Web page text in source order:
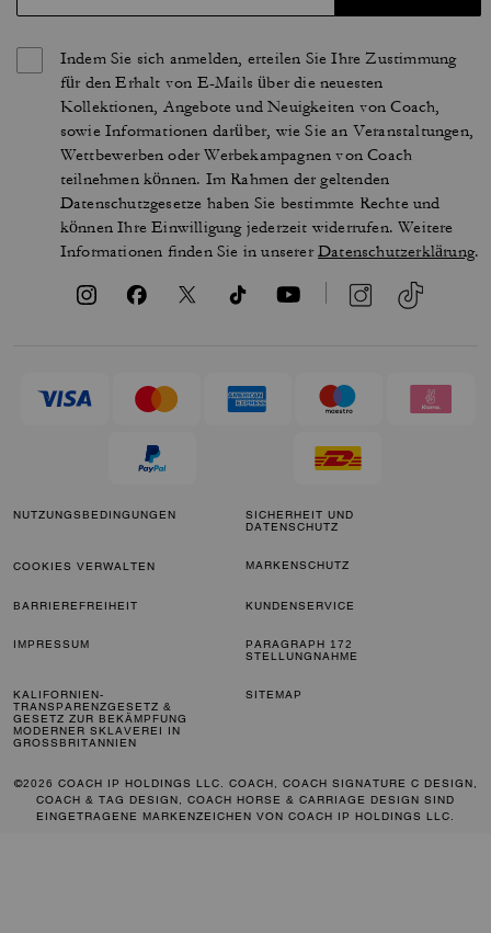
Indem Sie sich anmelden, erteilen Sie Ihre Zustimmung
für den Erhalt von E-Mails über die neuesten
Kollektionen, Angebote und Neuigkeiten von Coach,
sowie Informationen darüber, wie Sie an Veranstaltungen,
Wettbewerben oder Werbekampagnen von Coach
teilnehmen können. Im Rahmen der geltenden
Datenschutzgesetze haben Sie bestimmte Rechte und
können Ihre Einwilligung jederzeit widerrufen. Weitere
Informationen finden Sie in unsererDatenschutzerklärung.
NUTZUNGSBEDINGUNGEN
SICHERHEIT UND
DATENSCHUTZ
COOKIES VERWALTEN MARKENSCHUTZ
BARRIEREFREIHEIT KUNDENSERVICE
IMPRESSUM
PARAGRAPH 172
STELLUNGNAHME
KALIFORNIEN-
TRANSPARENZGESETZ &
GESETZ ZUR BEKÄMPFUNG
MODERNER SKLAVEREI IN
GROSSBRITANNIEN
SITEMAP
©2026 COACH IP HOLDINGS LLC. COACH, COACH SIGNATURE C DESIGN,
COACH & TAG DESIGN, COACH HORSE & CARRIAGE DESIGN SIND
EINGETRAGENE MARKENZEICHEN VON COACH IP HOLDINGS LLC.